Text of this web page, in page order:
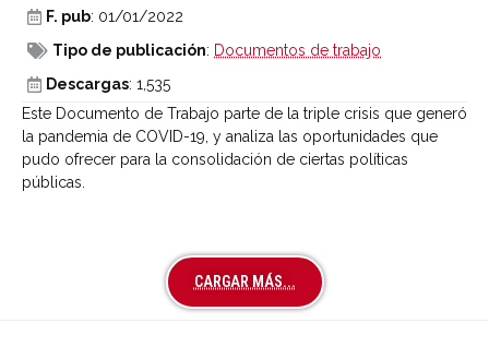
F. pub: 01/01/2022
Tipo de publicación: Documentos de trabajo
Descargas: 1,535
Este Documento de Trabajo parte de la triple crisis que generó
la pandemia de COVID-19, y analiza las oportunidades que
pudo ofrecer para la consolidación de ciertas políticas
públicas.
CARGAR MÁS...